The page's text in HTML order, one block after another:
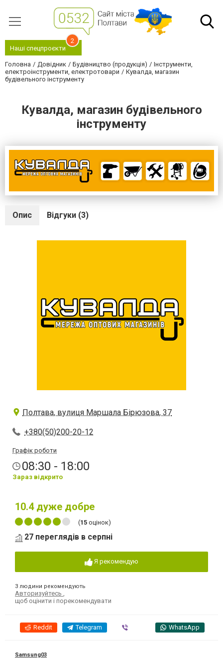
Наші спецпроєкти
2
Головна Довідник Будівництво (продукція)
Інструменти,
електроінструменти, електротовари
Кувалда, магазин
будівельного інструменту
Кувалда, магазин будівельного
інструменту
Опис Відгуки (3)
Полтава, вулиця Маршала Бірюзова, 37
+380(50)200-20-12
Графік роботи
08:30 - 18:00
Зараз відкрито
10.4дуже добре
(15 оцінок)
27 переглядів в серпні
Я рекомендую
3 людини рекомендують
Авторизуйтесь ,
щоб оцінити і порекомендувати
Reddit Telegram WhatsApp
Samsung03